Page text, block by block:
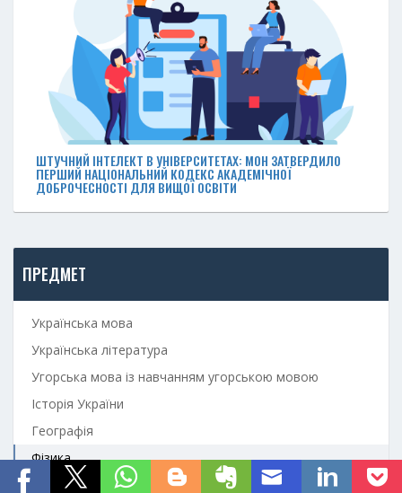
ШТУЧНИЙ ІНТЕЛЕКТ В УНІВЕРСИТЕТАХ: МОН ЗАТВЕРДИЛО
ПЕРШИЙ НАЦІОНАЛЬНИЙ КОДЕКС АКАДЕМІЧНОЇ
ДОБРОЧЕСНОСТІ ДЛЯ ВИЩОЇ ОСВІТИ
ПРЕДМЕТ
Українська мова
Українська література
Угорська мова із навчанням угорською мовою
Історія України
Географія
Фізика
7 клас